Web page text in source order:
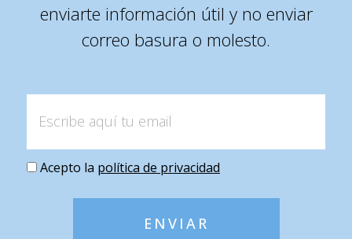
enviarte información útil y no enviar
correo basura o molesto.
Acepto la política de privacidad
ENVIAR